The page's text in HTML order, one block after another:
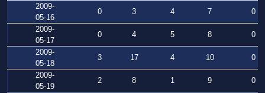
2009-
05-16
0 3 4 7
0
2009-
05-17
0 4 5 8
0
2009-
05-18
3 17 4 10
0
2009-
05-19
2 8 1 9
0